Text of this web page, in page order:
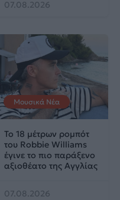
07.08.2026
Μουσικά Νέα
Το 18 μέτρων ρομπότ
του Robbie Williams
έγινε το πιο παράξενο
αξιοθέατο της Αγγλίας
07.08.2026